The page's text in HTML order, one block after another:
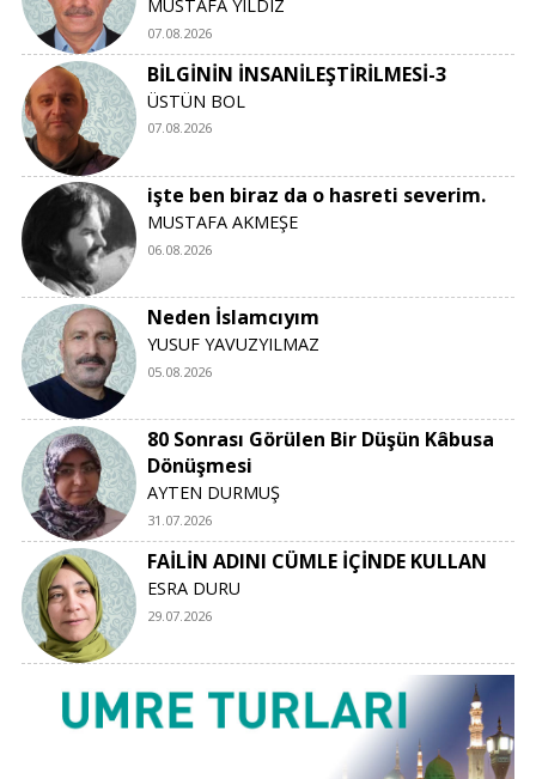
MUSTAFA YILDIZ
07.08.2026
BİLGİNİN İNSANİLEŞTİRİLMESİ-3
ÜSTÜN BOL
07.08.2026
işte ben biraz da o hasreti severim.
MUSTAFA AKMEŞE
06.08.2026
Neden İslamcıyım
YUSUF YAVUZYILMAZ
05.08.2026
80 Sonrası Görülen Bir Düşün Kâbusa
Dönüşmesi
AYTEN DURMUŞ
31.07.2026
FAİLİN ADINI CÜMLE İÇİNDE KULLAN
ESRA DURU
29.07.2026